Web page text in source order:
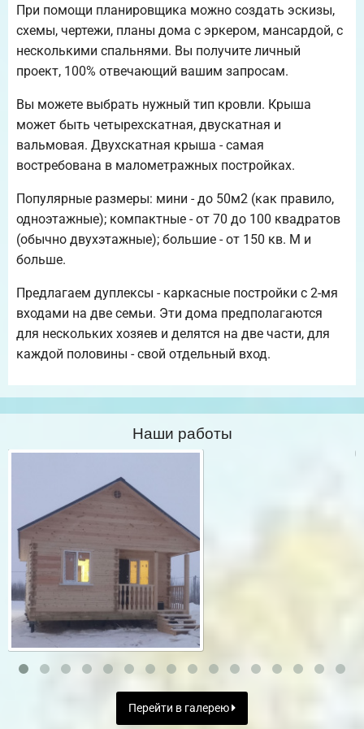
При помощи планировщика можно создать эскизы,
схемы, чертежи, планы дома с эркером, мансардой, с
несколькими спальнями. Вы получите личный
проект, 100% отвечающий вашим запросам.
Вы можете выбрать нужный тип кровли. Крыша
может быть четырехскатная, двускатная и
вальмовая. Двухскатная крыша - самая
востребована в малометражных постройках.
Популярные размеры: мини - до 50м2 (как правило,
одноэтажные); компактные - от 70 до 100 квадратов
(обычно двухэтажные); большие - от 150 кв. М и
больше.
Предлагаем дуплексы - каркасные постройки с 2-мя
входами на две семьи. Эти дома предполагаются
для нескольких хозяев и делятся на две части, для
каждой половины - свой отдельный вход.
Наши работы
Перейти в галерею